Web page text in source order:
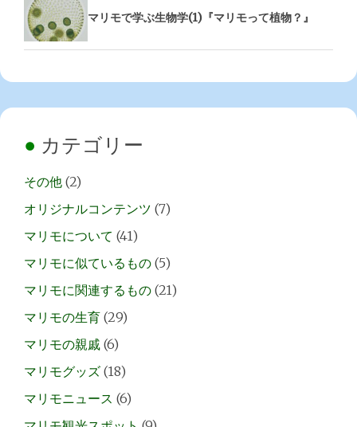
マリモで学ぶ生物学(1)『マリモって植物？』
カテゴリー
その他 (2)
オリジナルコンテンツ (7)
マリモについて (41)
マリモに似ているもの (5)
マリモに関連するもの (21)
マリモの生育 (29)
マリモの親戚 (6)
マリモグッズ (18)
マリモニュース (6)